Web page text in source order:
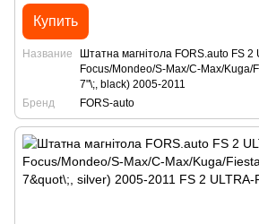
Купить
Название
Штатна магнітола FORS.auto FS 2
Focus/Mondeo/S-Max/C-Max/Kuga/
7"\;, black) 2005-2011
Бренд
FORS-auto